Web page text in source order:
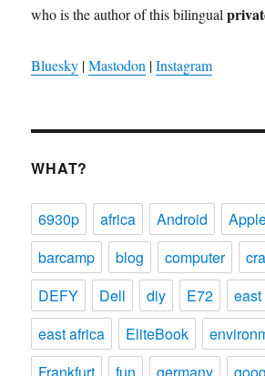
who is the author of this bilingual
Bluesky |Mastodon |Instagram
WHAT?
6930p africa Android
barcamp
blog computer
DEFY
Dell diy E72
east africa
EliteBook
Frankfurt
fun germany